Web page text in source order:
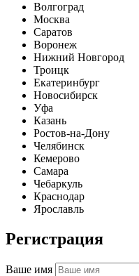
Волгоград
Москва
Саратов
Воронеж
Нижний Новгород
Троицк
Екатеринбург
Новосибирск
Уфа
Казань
Ростов-на-Дону
Челябинск
Кемерово
Самара
Чебаркуль
Краснодар
Ярославль
Регистрация
Ваше имя